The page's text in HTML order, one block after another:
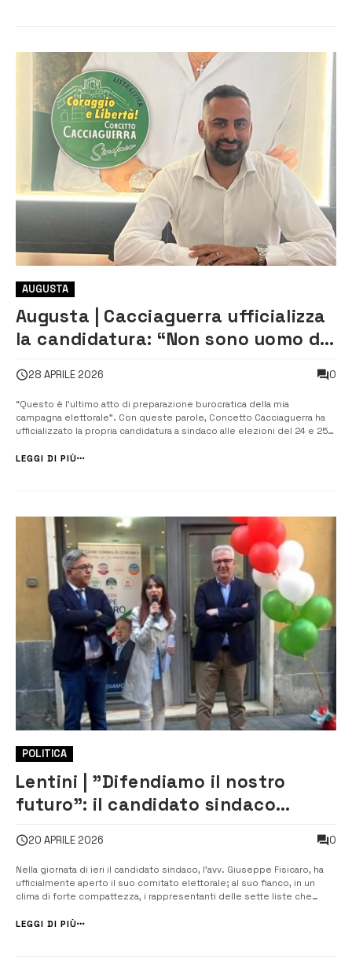
AUGUSTA
Augusta | Cacciaguerra ufficializza
la candidatura: “Non sono uomo di
28 APRILE 2026 0
“Questo è l’ultimo atto di preparazione burocratica della mia
campagna elettorale”. Con queste parole, Concetto Cacciaguerra ha
ufficializzato la propria candidatura a sindaco alle elezioni del 24 e 25
Libertà. Una corsa che lo stesso candidato definisce “anomala, poco
LEGGI DI PIÙ
POLITICA
Lentini | ​”Difendiamo il nostro
futuro”: il candidato sindaco
sfida per il riscatto della città
20 APRILE 2026 0
Nella giornata di ieri il candidato sindaco, l’avv. Giuseppe Fisicaro, ha
ufficialmente aperto il suo comitato elettorale; al suo fianco, in un
clima di forte compattezza, i rappresentanti delle sette liste che
Andiamo Avanti, Lentini Azzurra, Lentini Giovane, Grande Si...
LEGGI DI PIÙ